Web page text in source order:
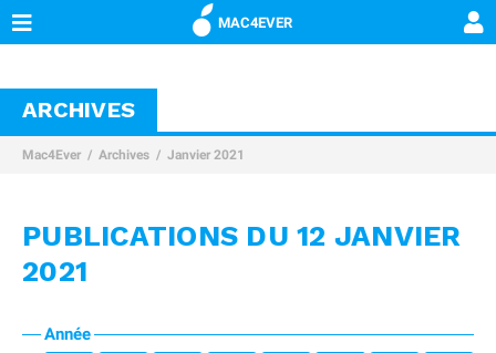
MAC4EVER
ARCHIVES
Mac4Ever Archives Janvier 2021
PUBLICATIONS DU 12 JANVIER
2021
Année